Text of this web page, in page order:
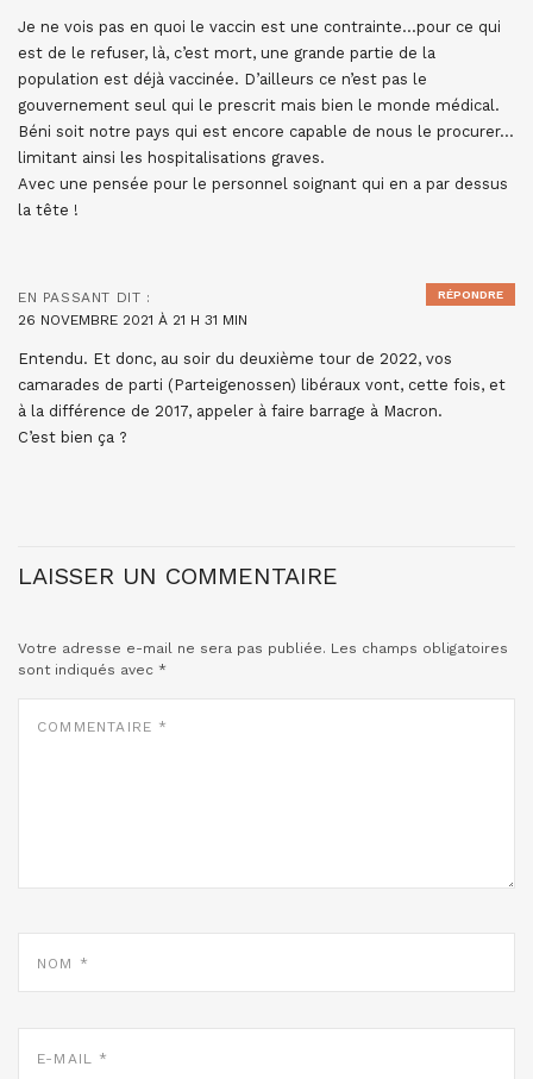
Je ne vois pas en quoi le vaccin est une contrainte…pour ce qui
est de le refuser, là, c’est mort, une grande partie de la
population est déjà vaccinée. D’ailleurs ce n’est pas le
gouvernement seul qui le prescrit mais bien le monde médical.
Béni soit notre pays qui est encore capable de nous le procurer…
limitant ainsi les hospitalisations graves.
Avec une pensée pour le personnel soignant qui en a par dessus
la tête !
EN PASSANT DIT :
26 NOVEMBRE 2021 À 21 H 31 MIN
Entendu. Et donc, au soir du deuxième tour de 2022, vos
camarades de parti (Parteigenossen) libéraux vont, cette fois, et
à la différence de 2017, appeler à faire barrage à Macron.
C’est bien ça ?
RÉPONDRE
LAISSER UN COMMENTAIRE
Votre adresse e-mail ne sera pas publiée. Les champs obligatoires
sont indiqués avec *
MAIL